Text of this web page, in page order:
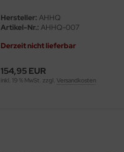
Hersteller: AHHQ
Artikel-Nr.: AHHQ-007
Derzeit nicht lieferbar
154,95 EUR
inkl. 19 % MwSt. zzgl. Versandkosten